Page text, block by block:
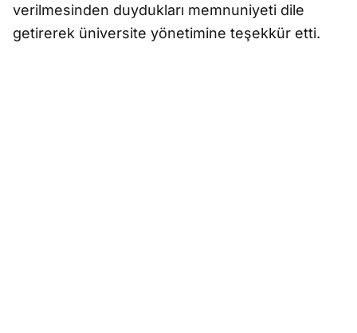
verilmesinden duydukları memnuniyeti dile
getirerek üniversite yönetimine teşekkür etti.